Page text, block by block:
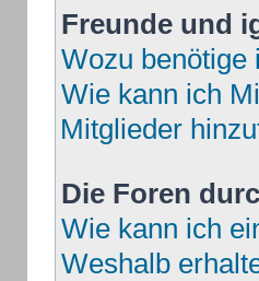
Freunde und
Wozu benötige
Wie kann ich
Mitglieder
Die Foren
Wie kann ich
Weshalb